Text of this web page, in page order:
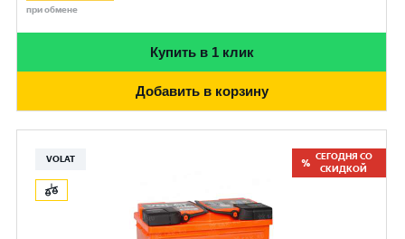
при обмене
Купить в 1 клик
Добавить в корзину
VOLAT
СЕГОДНЯ СО
СКИДКОЙ